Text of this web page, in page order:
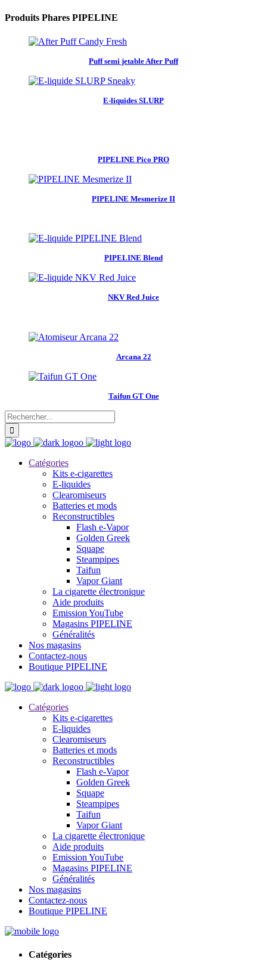
Produits Phares PIPELINE
Puff semi jetable After Puff
E-liquides SLURP
PIPELINE Pico PRO
PIPELINE Mesmerize II
PIPELINE Blend
NKV Red Juice
Arcana 22
Taifun GT One
Catégories
Kits e-cigarettes
E-liquides
Clearomiseurs
Batteries et mods
Reconstructibles
Flash e-Vapor
Golden Greek
Squape
Steampipes
Taifun
Vapor Giant
La cigarette électronique
Aide produits
Emission YouTube
Magasins PIPELINE
Généralités
Nos magasins
Contactez-nous
Boutique PIPELINE
Catégories
Kits e-cigarettes
E-liquides
Clearomiseurs
Batteries et mods
Reconstructibles
Flash e-Vapor
Golden Greek
Squape
Steampipes
Taifun
Vapor Giant
La cigarette électronique
Aide produits
Emission YouTube
Magasins PIPELINE
Généralités
Nos magasins
Contactez-nous
Boutique PIPELINE
Catégories